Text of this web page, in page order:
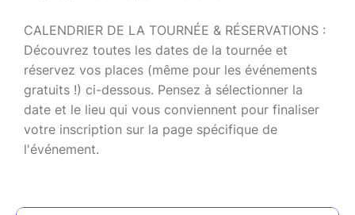
CALENDRIER DE LA TOURNÉE & RÉSERVATIONS :
Découvrez toutes les dates de la tournée et
réservez vos places (même pour les événements
gratuits !) ci-dessous. Pensez à sélectionner la
date et le lieu qui vous conviennent pour finaliser
votre inscription sur la page spécifique de
l'événement.